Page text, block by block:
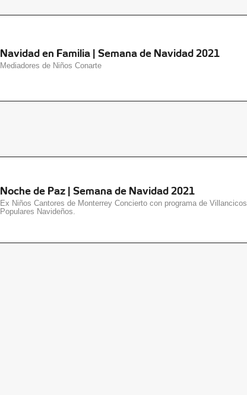
Navidad en Familia | Semana de Navidad 2021
Mediadores de Niños Conarte
Noche de Paz | Semana de Navidad 2021
Ex Niños Cantores de Monterrey Concierto con programa de Villancicos
Populares Navideños.